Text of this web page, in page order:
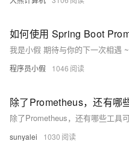
我是小假 期待与你的下一次相遇 ~
程序员小假 1046
sunyalei 1030